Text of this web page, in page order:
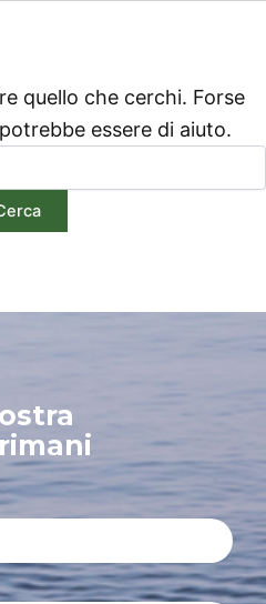
quello che cerchi. Forse
essere di aiuto.